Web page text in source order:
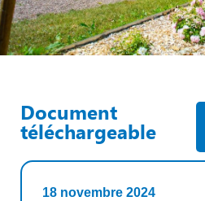
Document
téléchargeable
18 novembre 2024